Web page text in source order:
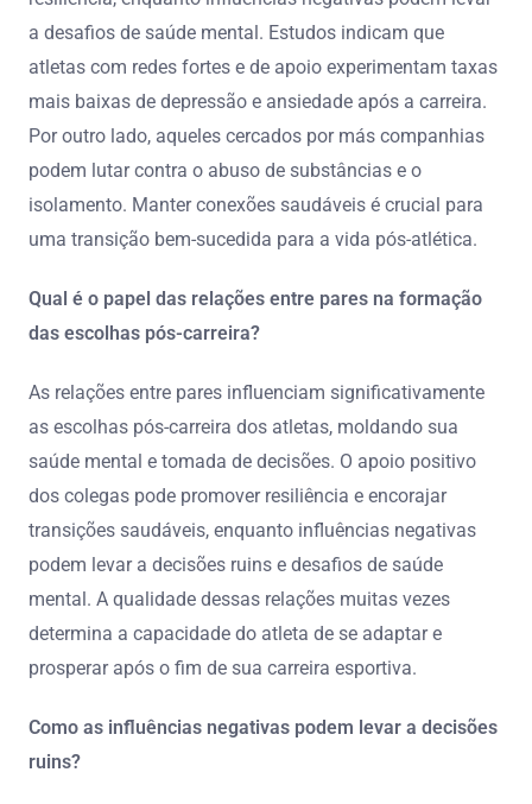
a desafios de saúde mental. Estudos indicam que
atletas com redes fortes e de apoio experimentam taxas
mais baixas de depressão e ansiedade após a carreira.
Por outro lado, aqueles cercados por más companhias
podem lutar contra o abuso de substâncias e o
isolamento. Manter conexões saudáveis é crucial para
uma transição bem-sucedida para a vida pós-atlética.
Qual é o papel das relações entre pares na formação
das escolhas pós-carreira?
As relações entre pares influenciam significativamente
as escolhas pós-carreira dos atletas, moldando sua
saúde mental e tomada de decisões. O apoio positivo
dos colegas pode promover resiliência e encorajar
transições saudáveis, enquanto influências negativas
podem levar a decisões ruins e desafios de saúde
mental. A qualidade dessas relações muitas vezes
determina a capacidade do atleta de se adaptar e
prosperar após o fim de sua carreira esportiva.
Como as influências negativas podem levar a decisões
ruins?